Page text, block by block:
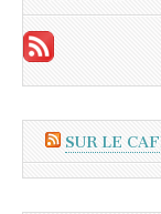
SUR LE